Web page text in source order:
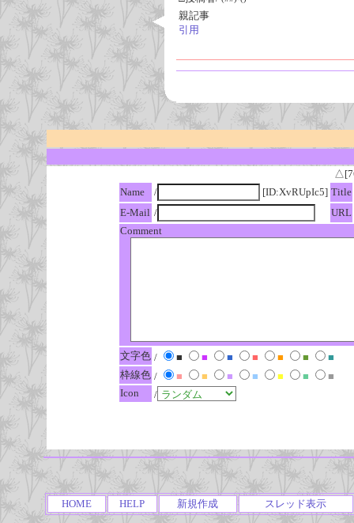
親記事
引用
Name
/ [ID:XvRUpIc5] Title
E-Mail /
URL
Comment
文字色 / ■ ■ ■ ■ ■ ■
■
枠線色 / ■ ■ ■ ■ ■ ■
■
Icon
/
HOME HELP 新規作成 スレッド表示